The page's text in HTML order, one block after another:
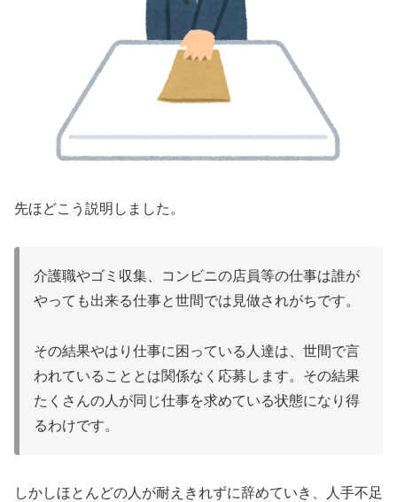
先ほどこう説明しました。
介護職やゴミ収集、コンビニの店員等の仕事は誰が
やっても出来る仕事と世間では見做されがちです。
その結果やはり仕事に困っている人達は、世間で言
われていることとは関係なく応募します。その結果
たくさんの人が同じ仕事を求めている状態になり得
るわけです。
しかしほとんどの人が耐えきれずに辞めていき、人手不足